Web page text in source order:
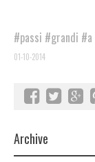
#passi #grandi #a
01-10-2014
Archive